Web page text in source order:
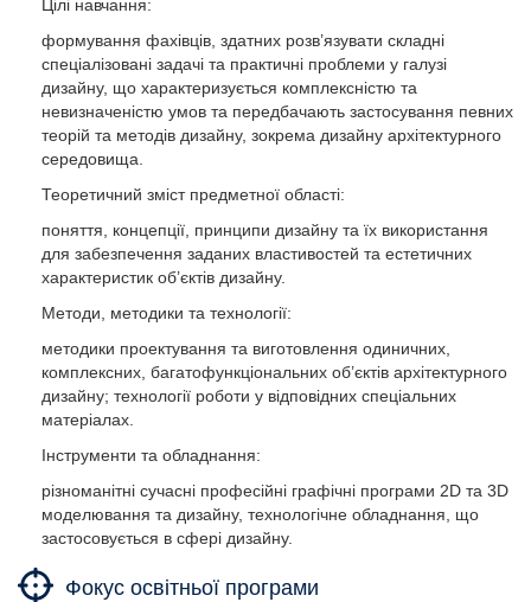
– ступеня фахового молодшого бакалавра;
– ступеня молодшого бакалавра:
– освітньо-кваліфікаційного рівня молодшого спеціаліста,
строк підготовки може бути зменшений з розрахунку: 1
навчальний рік за кожні 60 кредитів ЄКТС, що отримані в
межах попередньої освітньої програми та визнані і
зараховані в межах цієї освітньої програми.
Строк перепідготовки з іншої спеціальності становить 1–2
роки.
Цілі навчання:
формування фахівців, здатних розв’язувати складні
спеціалізовані задачі та практичні проблеми у галузі
дизайну, що характеризується комплексністю та
невизначеністю умов та передбачають застосування певних
теорій та методів дизайну, зокрема дизайну архітектурного
середовища.
Теоретичний зміст предметної області:
поняття, концепції, принципи дизайну та їх використання
для забезпечення заданих властивостей та естетичних
характеристик об’єктів дизайну.
Методи, методики та технології:
методики проектування та виготовлення одиничних,
комплексних, багатофункціональних об’єктів архітектурного
дизайну; технології роботи у відповідних спеціальних
матеріалах.
Інструменти та обладнання:
різноманітні сучасні професійні графічні програми 2D та 3D
моделювання та дизайну, технологічне обладнання, що
застосовується в сфері дизайну.
Фокус освітньої програми